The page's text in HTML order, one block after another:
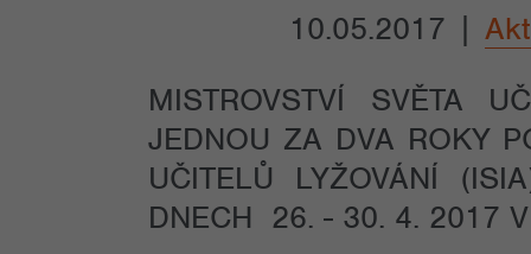
10.05.2017 |
MISTROVSTVÍ SVĚTA
JEDNOU ZA DVA ROKY
UČITELŮ LYŽOVÁNÍ
DNECH 26. - 30. 4. 2017